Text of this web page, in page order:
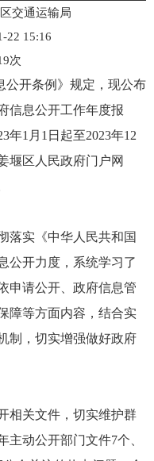
交通运输局
22 15:16
次
开条例》规定，现公布
信息公开工作年度报
年1月1日起至2023年12
堰区人民政府门户网
落实《中华人民共和国
公开力度，系统学习了
申请公开、政府信息管
障等方面内容，结合实
制，切实增强做好政府
相关文件，切实维护群
动公开部门文件7个、